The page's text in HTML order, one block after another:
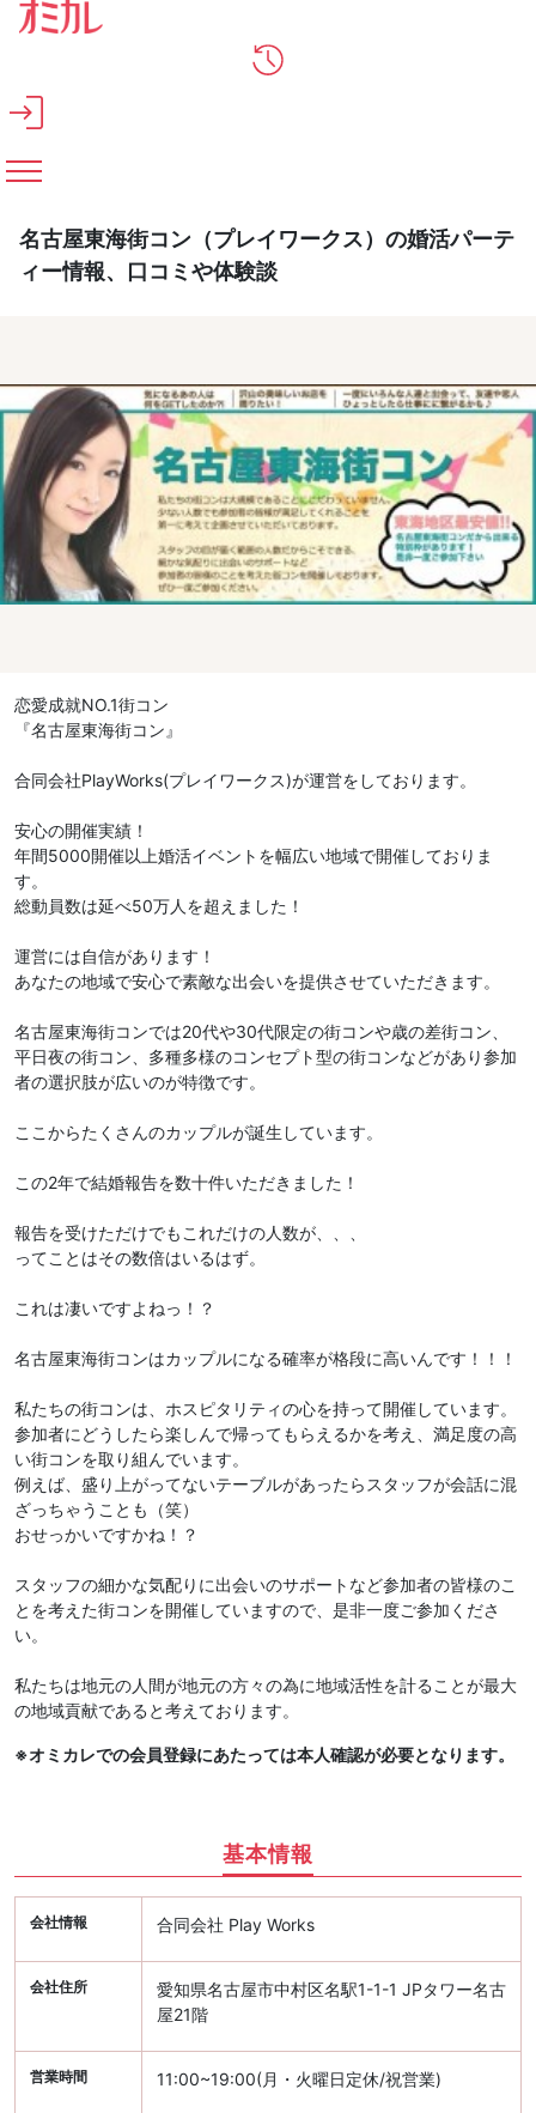
メインコンテンツへスキップ
名古屋東海街コン（プレイワークス）の婚活パーテ
ィー情報、口コミや体験談
恋愛成就NO.1街コン
『名古屋東海街コン』
合同会社PlayWorks(プレイワークス)が運営をしております。
安心の開催実績！
年間5000開催以上婚活イベントを幅広い地域で開催しておりま
す。
総動員数は延べ50万人を超えました！
運営には自信があります！
あなたの地域で安心で素敵な出会いを提供させていただきます。
名古屋東海街コンでは20代や30代限定の街コンや歳の差街コン、
平日夜の街コン、多種多様のコンセプト型の街コンなどがあり参加
者の選択肢が広いのが特徴です。
ここからたくさんのカップルが誕生しています。
この2年で結婚報告を数十件いただきました！
報告を受けただけでもこれだけの人数が、、、
ってことはその数倍はいるはず。
これは凄いですよねっ！？
名古屋東海街コンはカップルになる確率が格段に高いんです！！！
私たちの街コンは、ホスピタリティの心を持って開催しています。
参加者にどうしたら楽しんで帰ってもらえるかを考え、満足度の高
い街コンを取り組んでいます。
例えば、盛り上がってないテーブルがあったらスタッフが会話に混
ざっちゃうことも（笑）
おせっかいですかね！？
スタッフの細かな気配りに出会いのサポートなど参加者の皆様のこ
とを考えた街コンを開催していますので、是非一度ご参加くださ
い。
私たちは地元の人間が地元の方々の為に地域活性を計ることが最大
の地域貢献であると考えております。
※オミカレでの会員登録にあたっては本人確認が必要となります。
基本情報
会社情報 合同会社 Play Works
会社住所
愛知県名古屋市中村区名駅1-1-1 JPタワー名古
屋21階
営業時間 11:00~19:00(月・火曜日定休/祝営業)